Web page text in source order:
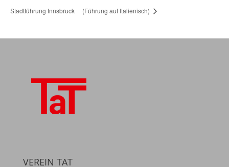
Stadtführung Innsbruck
(Führung auf Italienisch)
VEREIN TAT